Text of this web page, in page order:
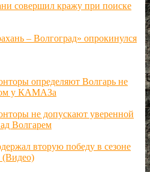
совершил кражу при поиске
– Волгоград» опрокинулся
определяют Волгарь не
у КАМАЗа
не допускают уверенной
Волгарем
вторую победу в сезоне